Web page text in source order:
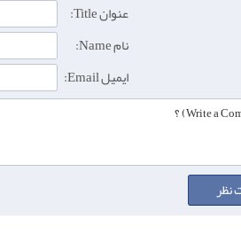
عنوان Title:
نام Name:
ایمیل Email: